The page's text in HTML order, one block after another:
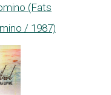
(Fats
/ 1987)